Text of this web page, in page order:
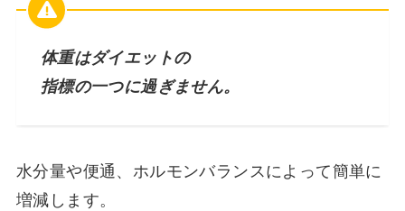
体重はダイエットの
指標の一つに過ぎません。
水分量や便通、ホルモンバランスによって簡単に
増減します。